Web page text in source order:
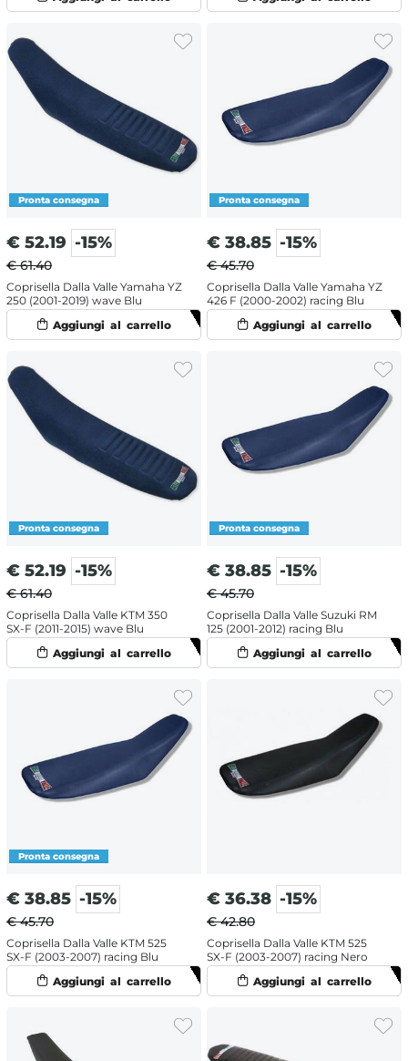
€ 52.19 -15%
€ 61.40
Coprisella Dalla Valle Yamaha YZ
250 (2001-2019) wave Blu
€ 38.85 -15%
€ 45.70
Coprisella Dalla Valle Yamaha YZ
426 F (2000-2002) racing Blu
€ 52.19 -15%
€ 61.40
Coprisella Dalla Valle KTM 350
SX-F (2011-2015) wave Blu
€ 38.85 -15%
€ 45.70
Coprisella Dalla Valle Suzuki RM
125 (2001-2012) racing Blu
€ 38.85 -15%
€ 45.70
Coprisella Dalla Valle KTM 525
SX-F (2003-2007) racing Blu
€ 36.38 -15%
€ 42.80
Coprisella Dalla Valle KTM 525
SX-F (2003-2007) racing Nero